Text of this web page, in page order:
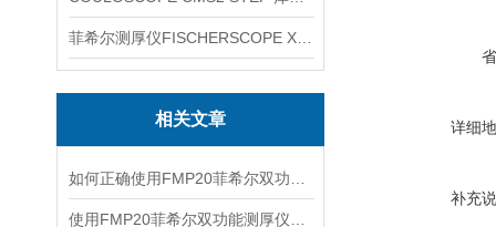
相关文章 详细
补充